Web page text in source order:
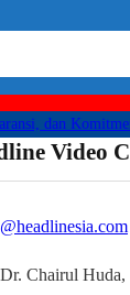
Komitmen
Video
@headlinesia.com
Dr. Chairul Huda,